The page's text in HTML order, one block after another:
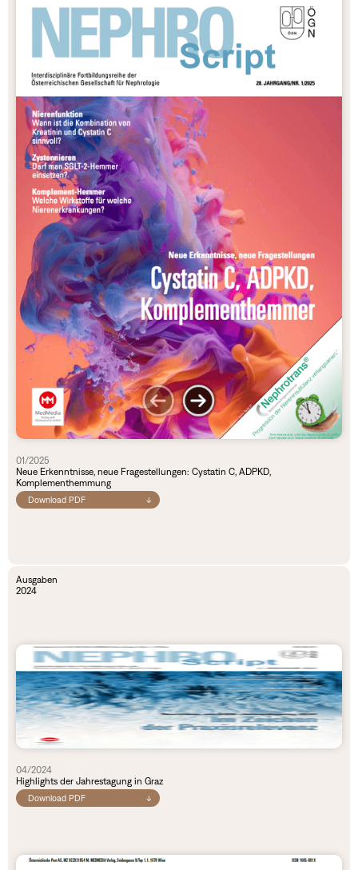
01/2025
Neue Erkenntnisse, neue Fragestellungen: Cystatin C, ADPKD,
Komplementhemmung
Download PDF ↓
Ausgaben
2024
04/2024
Highlights der Jahrestagung in Graz
Download PDF ↓